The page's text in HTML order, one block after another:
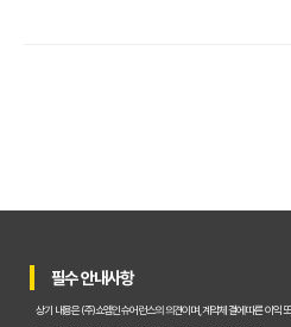
운전자보험 다이렉트 vs 비교
운전자보험비교사이트, 어떤 보
필수 안내사항
상기 내용은 (주)쇼엠인슈어런스의 의견이며, 계약체결에 따른 이익